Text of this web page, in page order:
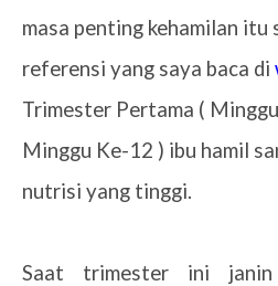
masa penting kehamilan itu
referensi yang saya baca di
Trimester Pertama (
Minggu Ke-12 ) ibu hamil
nutrisi yang tinggi.
Saat trimester ini janin